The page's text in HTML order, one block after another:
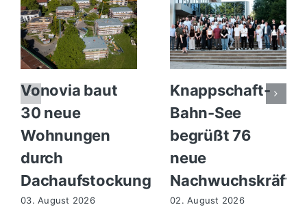
Vonovia baut
30 neue
Wohnungen
durch
Dachaufstockung
03. August 2026
Knappschaft-
Bahn-See
begrüßt 76
neue
Nachwuchskräfte
02. August 2026